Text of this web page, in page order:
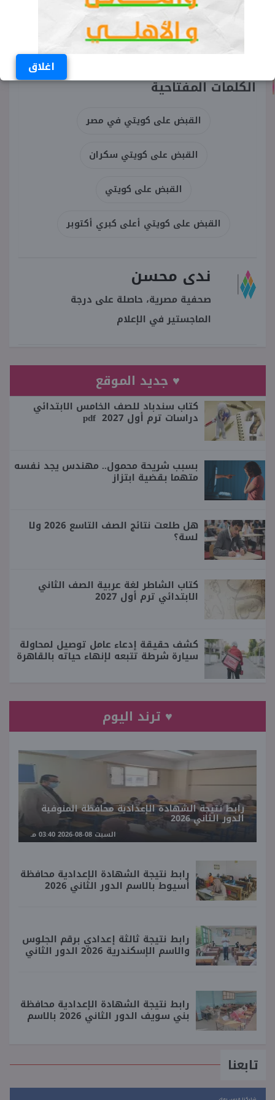
اغلاق
الكلمات المفتاحية
القبض على كويتي في مصر
القبض على كويتي سكران
القبض على كويتي
القبض على كويتي أعلى كبري أكتوبر
ندى محسن
صحفية مصرية، حاصلة على درجة
الماجستير في الإعلام
♥ جديد الموقع
كتاب سندباد للصف الخامس الابتدائي
دراسات ترم أول 2027 pdf
بسبب شريحة محمول.. مهندس يجد نفسه
متهما بقضية ابتزاز
هل طلعت نتائج الصف التاسع 2026 ولا
لسة؟
كتاب الشاطر لغة عربية الصف الثاني
الابتدائي ترم أول 2027
كشف حقيقة إدعاء عامل توصيل لمحاولة
سيارة شرطة تتبعه لإنهاء حياته بالقاهرة
♥ ترند اليوم
رابط نتيجة الشهادة الإعدادية محافظة المنوفية
الدور الثاني 2026
السبت 08-08-2026 03:40 مـ
رابط نتيجة الشهادة الإعدادية محافظة
أسيوط بالاسم الدور الثاني 2026
رابط نتيجة ثالثة إعدادي برقم الجلوس
والاسم الإسكندرية 2026 الدور الثاني
رابط نتيجة الشهادة الإعدادية محافظة
بني سويف الدور الثاني 2026 بالاسم
تابعنا